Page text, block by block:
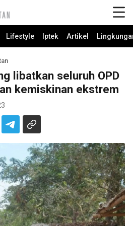
Lifestyle Iptek Artikel
libatkan seluruh OPD
kemiskinan ekstrem